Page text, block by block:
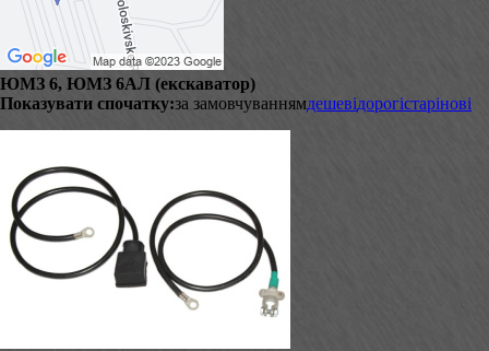
ЮМЗ 6, ЮМЗ 6АЛ (екскаватор)
Показувати спочатку:за замовчуваннямдешевідорогістарінові